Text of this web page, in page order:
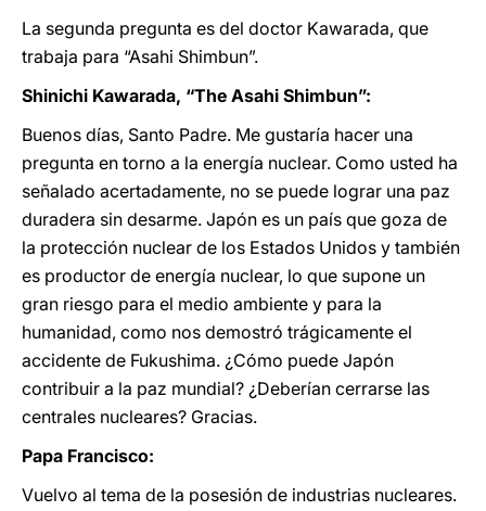
La segunda pregunta es del doctor Kawarada, que
trabaja para “Asahi Shimbun”.
Shinichi Kawarada, “The Asahi Shimbun”:
Buenos días, Santo Padre. Me gustaría hacer una
pregunta en torno a la energía nuclear. Como usted ha
señalado acertadamente, no se puede lograr una paz
duradera sin desarme. Japón es un país que goza de
la protección nuclear de los Estados Unidos y también
es productor de energía nuclear, lo que supone un
gran riesgo para el medio ambiente y para la
humanidad, como nos demostró trágicamente el
accidente de Fukushima. ¿Cómo puede Japón
contribuir a la paz mundial? ¿Deberían cerrarse las
centrales nucleares? Gracias.
Papa Francisco:
Vuelvo al tema de la posesión de industrias nucleares.